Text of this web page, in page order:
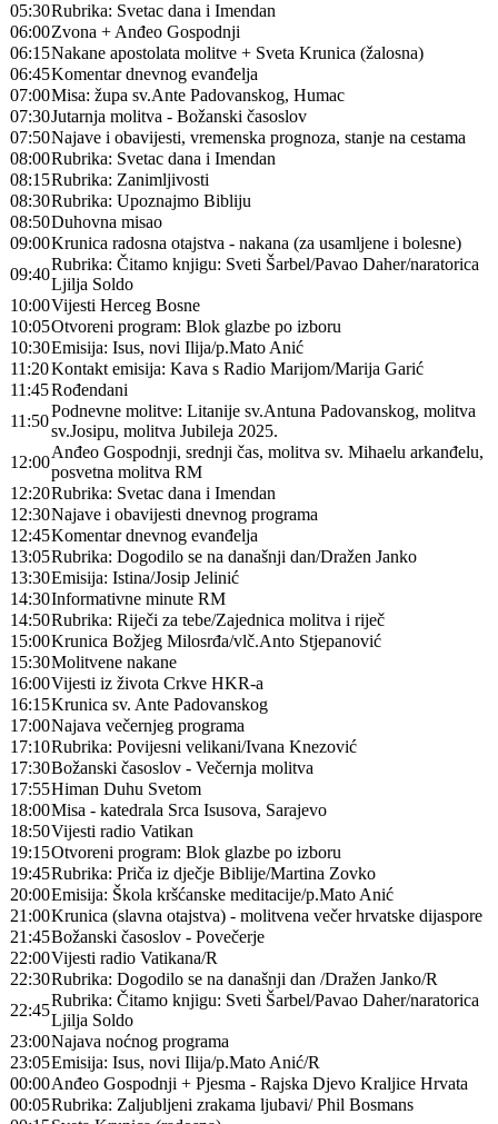
05:30Rubrika: Svetac dana i Imendan
06:00Zvona + Anđeo Gospodnji
06:15Nakane apostolata molitve + Sveta Krunica (žalosna)
06:45Komentar dnevnog evanđelja
07:00Misa: župa sv.Ante Padovanskog, Humac
07:30Jutarnja molitva - Božanski časoslov
07:50Najave i obavijesti, vremenska prognoza, stanje na cestama
08:00Rubrika: Svetac dana i Imendan
08:15Rubrika: Zanimljivosti
08:30Rubrika: Upoznajmo Bibliju
08:50Duhovna misao
09:00Krunica radosna otajstva - nakana (za usamljene i bolesne)
09:40
Rubrika: Čitamo knjigu: Sveti Šarbel/Pavao Daher/naratorica
Ljilja Soldo
10:00Vijesti Herceg Bosne
10:05Otvoreni program: Blok glazbe po izboru
10:30Emisija: Isus, novi Ilija/p.Mato Anić
11:20Kontakt emisija: Kava s Radio Marijom/Marija Garić
11:45Rođendani
11:50
Podnevne molitve: Litanije sv.Antuna Padovanskog, molitva
sv.Josipu, molitva Jubileja 2025.
12:00
Anđeo Gospodnji, srednji čas, molitva sv. Mihaelu arkanđelu,
posvetna molitva RM
12:20Rubrika: Svetac dana i Imendan
12:30Najave i obavijesti dnevnog programa
12:45Komentar dnevnog evanđelja
13:05Rubrika: Dogodilo se na današnji dan/Dražen Janko
13:30Emisija: Istina/Josip Jelinić
14:30Informativne minute RM
14:50Rubrika: Riječi za tebe/Zajednica molitva i riječ
15:00Krunica Božjeg Milosrđa/vlč.Anto Stjepanović
15:30Molitvene nakane
16:00Vijesti iz života Crkve HKR-a
16:15Krunica sv. Ante Padovanskog
17:00Najava večernjeg programa
17:10Rubrika: Povijesni velikani/Ivana Knezović
17:30Božanski časoslov - Večernja molitva
17:55Himan Duhu Svetom
18:00Misa - katedrala Srca Isusova, Sarajevo
18:50Vijesti radio Vatikan
19:15Otvoreni program: Blok glazbe po izboru
19:45Rubrika: Priča iz dječje Biblije/Martina Zovko
20:00Emisija: Škola kršćanske meditacije/p.Mato Anić
21:00Krunica (slavna otajstva) - molitvena večer hrvatske dijaspore
21:45Božanski časoslov - Povečerje
22:00Vijesti radio Vatikana/R
22:30Rubrika: Dogodilo se na današnji dan /Dražen Janko/R
22:45
Rubrika: Čitamo knjigu: Sveti Šarbel/Pavao Daher/naratorica
Ljilja Soldo
23:00Najava noćnog programa
23:05Emisija: Isus, novi Ilija/p.Mato Anić/R
00:00Anđeo Gospodnji + Pjesma - Rajska Djevo Kraljice Hrvata
00:05Rubrika: Zaljubljeni zrakama ljubavi/ Phil Bosmans